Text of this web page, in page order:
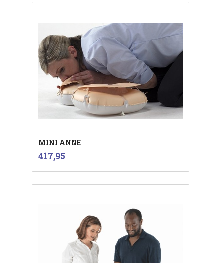
MINI ANNE
Pris
417,95inkl.
mva.